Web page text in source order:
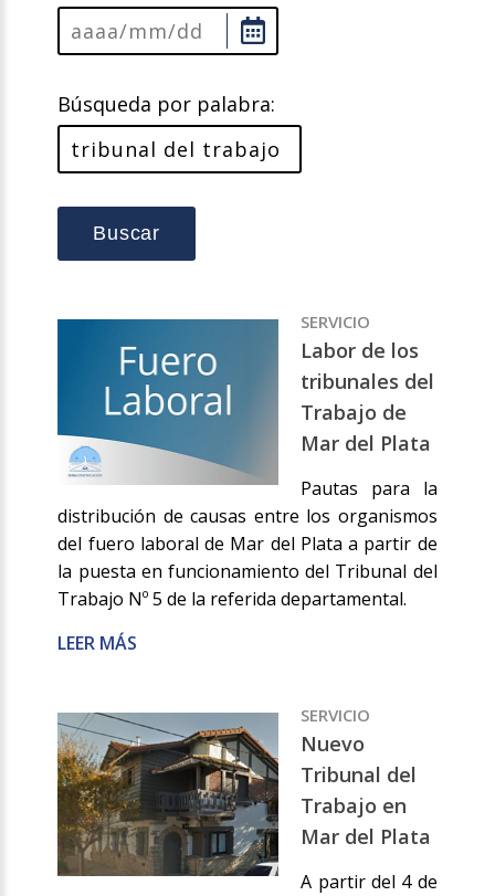
Búsqueda por palabra:
Buscar
SERVICIO
Labor de los
tribunales del
Trabajo de
Mar del Plata
Pautas para la
distribución de causas entre los organismos
del fuero laboral de Mar del Plata a partir de
la puesta en funcionamiento del Tribunal del
Trabajo Nº 5 de la referida departamental.
LEER MÁS
SERVICIO
Nuevo
Tribunal del
Trabajo en
Mar del Plata
A partir del 4 de